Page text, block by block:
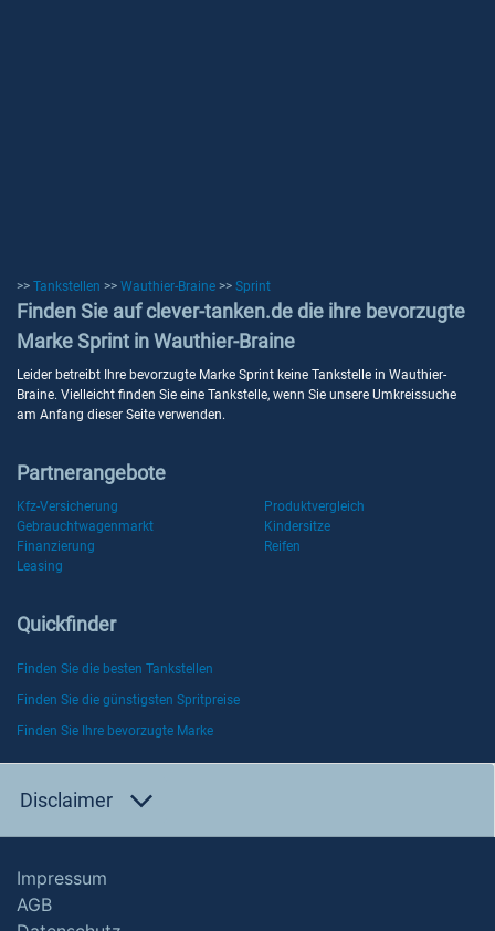
>> Tankstellen >> Wauthier-Braine >> Sprint
Finden Sie auf clever-tanken.de die ihre bevorzugte
Marke Sprint in Wauthier-Braine
Leider betreibt Ihre bevorzugte Marke Sprint keine Tankstelle in Wauthier-
Braine. Vielleicht finden Sie eine Tankstelle, wenn Sie unsere Umkreissuche
am Anfang dieser Seite verwenden.
Partnerangebote
Kfz-Versicherung
Produktvergleich
Gebrauchtwagenmarkt
Kindersitze
Finanzierung
Reifen
Leasing
Quickfinder
Finden Sie die besten Tankstellen
Finden Sie die günstigsten Spritpreise
Finden Sie Ihre bevorzugte Marke
Disclaimer
Impressum
AGB